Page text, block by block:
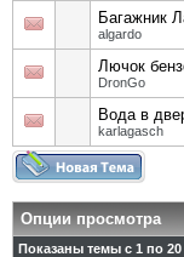
Багажник
algardo
Лючок
DronGo
Вода в
karlagasch
Опции просмотра
Показаны темы с 1 по 20